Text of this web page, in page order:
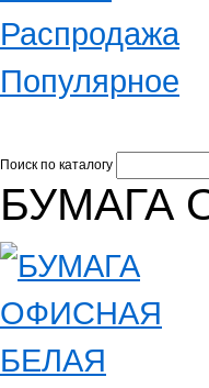
Распродажа
Популярное
Поиск по каталогу
БУМАГА